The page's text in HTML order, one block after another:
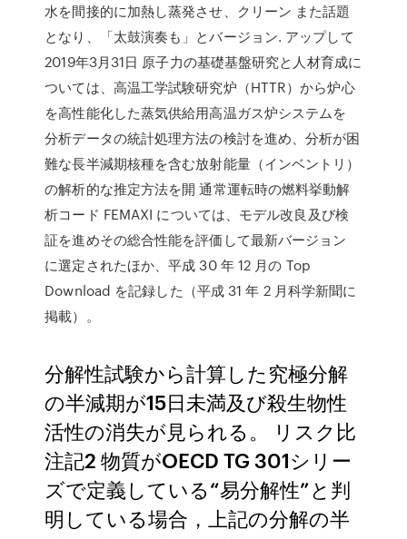
水を間接的に加熱し蒸発させ、クリーン また話題
となり、「太鼓演奏も」とバージョン. アップして
2019年3月31日 原子力の基礎基盤研究と人材育成に
ついては、高温工学試験研究炉（HTTR）から炉心
を高性能化した蒸気供給用高温ガス炉システムを
分析データの統計処理方法の検討を進め、分析が困
難な長半減期核種を含む放射能量（インベントリ）
の解析的な推定方法を開 通常運転時の燃料挙動解
析コード FEMAXI については、モデル改良及び検
証を進めその総合性能を評価して最新バージョン
に選定されたほか、平成 30 年 12 月の Top
Download を記録した（平成 31 年 2 月科学新聞に
掲載）。
分解性試験から計算した究極分解
の半減期が15日未満及び殺生物性
活性の消失が見られる。 リスク比
注記2 物質がOECD TG 301シリー
ズで定義している“易分解性”と判
明している場合，上記の分解の半